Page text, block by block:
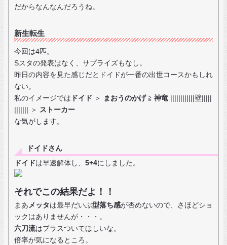
だからなんなんだろうね。
新生転生
今回は4匹。
Sスタの発表はなく、サプライズもなし。
昨日の内容を見た感じだとドイドが一番の出世コースかもしれ
ない。
私のイメージでは ドイド ＞ まおうのかげ≧ 神竜 ||||||||||||壁|||||
||||||| ＞ ストーカー
な気がします。
ドイドさん
ドイドは早速解体し、 5+4にしました。
それでこの結果だよ！！
まあメッタ は最早だいぶ型落ち感が否めないので、さほどショ
ックはありませんが・・・。
六刀流はプラスついてほしいな。
倍率が気になるところ。